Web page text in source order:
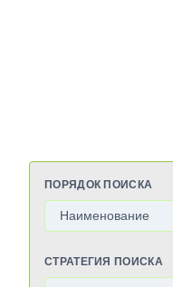
ПОРЯДОК ПОИСКА
СТРАТЕГИЯ ПОИСКА